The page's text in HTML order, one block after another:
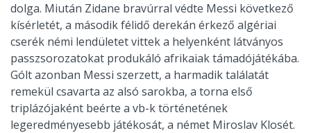
dolga. Miután Zidane bravúrral védte Messi következő
kísérletét, a második félidő derekán érkező algériai
cserék némi lendületet vittek a helyenként látványos
passzsorozatokat produkáló afrikaiak támadójátékába.
Gólt azonban Messi szerzett, a harmadik találatát
remekül csavarta az alsó sarokba, a torna első
triplázójaként beérte a vb-k történetének
legeredményesebb játékosát, a német Miroslav Klosét.